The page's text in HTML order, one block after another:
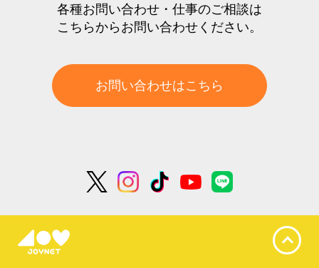
各種お問い合わせ・仕事のご相談は
こちらからお問い合わせください。
お問い合わせはこちら